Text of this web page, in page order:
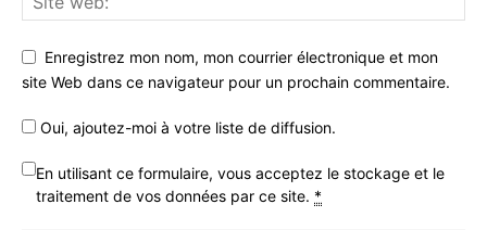
Enregistrez mon nom, mon courrier électronique et mon
site Web dans ce navigateur pour un prochain commentaire.
Oui, ajoutez-moi à votre liste de diffusion.
En utilisant ce formulaire, vous acceptez le stockage et le
traitement de vos données par ce site. *